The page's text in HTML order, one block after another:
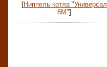
[Ниппель котла "Универсал
6М"]